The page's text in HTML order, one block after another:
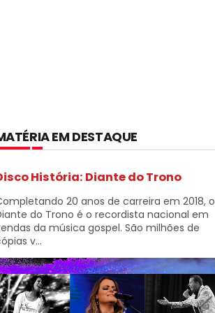
EM DESTAQUE
História: Diante do Trono
20 anos de carreira em 2018, o
do Trono é o recordista nacional em
da música gospel. São milhões de
v...